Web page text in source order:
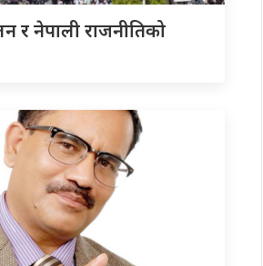
र नेपाली राजनीतिको